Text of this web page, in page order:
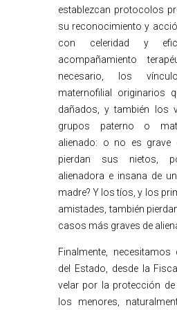
establezcan protocolos
su reconocimiento y
con celeridad y
acompañamiento
necesario, los
maternofilial originarios
dañados, y también los
grupos paterno o
alienado: o no es grave
pierdan sus nietos,
alienadora e insana de
madre? Y los tíos, y los
amistades, también
casos más graves de
Finalmente,
del Estado, desde la
velar por la protección
los menores,